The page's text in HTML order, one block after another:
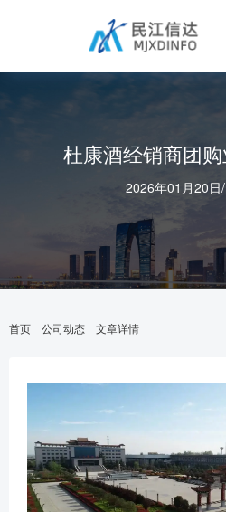
杜康酒经销商团
2026年01月20日/
首页 公司动态 文章详情